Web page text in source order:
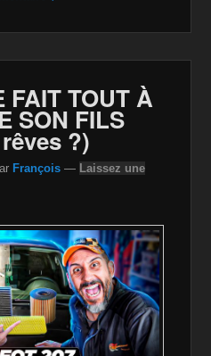
ail p
y
Li
n
k
g
er
FAIT TOUT À
SON FILS
?)
François — Laissez une